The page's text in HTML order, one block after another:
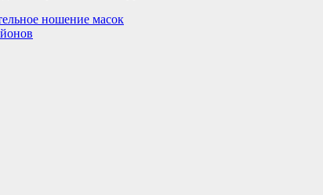
ношение масок